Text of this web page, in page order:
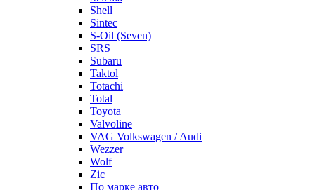
Shell
Sintec
S-Oil (Seven)
SRS
Subaru
Taktol
Totachi
Total
Toyota
Valvoline
VAG Volkswagen / Audi
Wezzer
Wolf
Zic
По марке авто